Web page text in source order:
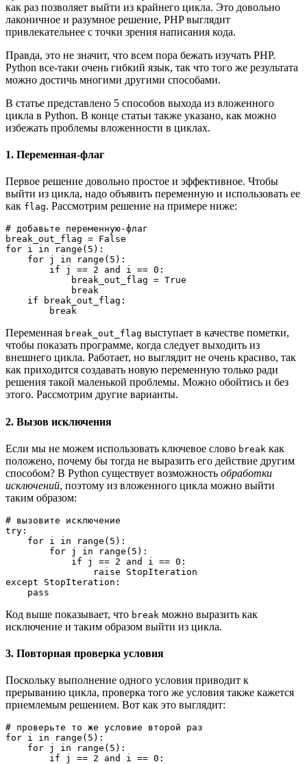
как раз позволяет выйти из крайнего цикла. Это довольно
лаконичное и разумное решение, PHP выглядит
привлекательнее с точки зрения написания кода.
Правда, это не значит, что всем пора бежать изучать PHP.
Python все-таки очень гибкий язык, так что того же результата
можно достичь многими другими способами.
В статье представлено 5 способов выхода из вложенного
цикла в Python. В конце статьи также указано, как можно
избежать проблемы вложенности в циклах.
1. Переменная-флаг
Первое решение довольно простое и эффективное. Чтобы
выйти из цикла, надо объявить переменную и использовать ее
как flag. Рассмотрим решение на примере ниже:
# добавьте переменную-флаг
break_out_flag = False
for i in range(5):
    for j in range(5):
        if j == 2 and i == 0:
            break_out_flag = True
            break
    if break_out_flag:
        break
Переменная break_out_flag выступает в качестве пометки,
чтобы показать программе, когда следует выходить из
внешнего цикла. Работает, но выглядит не очень красиво, так
как приходится создавать новую переменную только ради
решения такой маленькой проблемы. Можно обойтись и без
этого. Рассмотрим другие варианты.
2. Вызов исключения
Если мы не можем использовать ключевое слово break как
положено, почему бы тогда не выразить его действие другим
способом? В Python существует возможность обработки
исключений, поэтому из вложенного цикла можно выйти
таким образом:
# вызовите исключение
try:
    for i in range(5):
        for j in range(5):
            if j == 2 and i == 0:
                raise StopIteration
except StopIteration:
    pass
Код выше показывает, что break можно выразить как
исключение и таким образом выйти из цикла.
3. Повторная проверка условия
Поскольку выполнение одного условия приводит к
прерыванию цикла, проверка того же условия также кажется
приемлемым решением. Вот как это выглядит:
# проверьте то же условие второй раз
for i in range(5):
    for j in range(5):
        if j == 2 and i == 0: